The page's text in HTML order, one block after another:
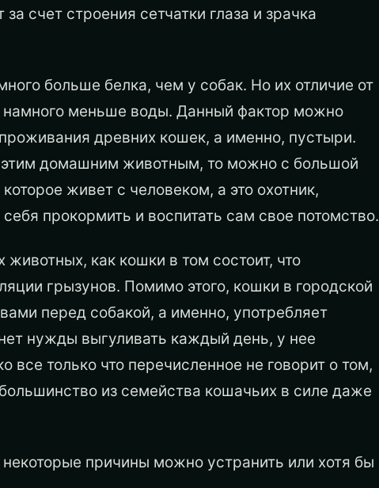
счет строения сетчатки глаза и зрачка
больше белка, чем у собак. Но их отличие от
намного меньше воды. Данный фактор можно
древних кошек, а именно, пустыри.
этим домашним животным, то можно с большой
живет с человеком, а это охотник,
прокормить и воспитать сам свое потомство.
как кошки в том состоит, что
грызунов. Помимо этого, кошки в городской
перед собакой, а именно, употребляет
нужды выгуливать каждый день, у нее
все только что перечисленное не говорит о том,
из семейства кошачьих в силе даже
причины можно устранить или хотя бы